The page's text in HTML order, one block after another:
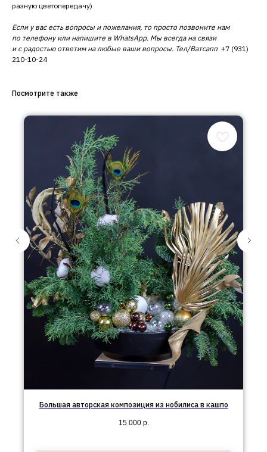
разную цветопередачу)
Если у вас есть вопросы и пожелания, то просто позвоните нам
по телефону или напишите в WhatsApp. Мы всегда на связи
и с радостью ответим на любые ваши вопросы. Тел/Ватсапп +7 (931)
210-10-24
Посмотрите также
Большая авторская композиция из нобилиса в кашпо
15 000 р.